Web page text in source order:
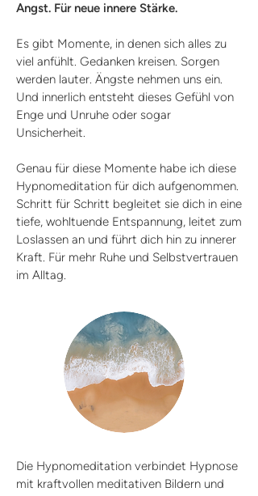
Angst. Für neue innere Stärke.
Es gibt Momente, in denen sich alles zu
viel anfühlt. Gedanken kreisen. Sorgen
werden lauter. Ängste nehmen uns ein.
Und innerlich entsteht dieses Gefühl von
Enge und Unruhe oder sogar
Unsicherheit.
Genau für diese Momente habe ich diese
Hypnomeditation für dich aufgenommen.
Schritt für Schritt begleitet sie dich in eine
tiefe, wohltuende Entspannung, leitet zum
Loslassen an und führt dich hin zu innerer
Kraft. Für mehr Ruhe und Selbstvertrauen
im Alltag.
Die Hypnomeditation verbindet Hypnose
mit kraftvollen meditativen Bildern und